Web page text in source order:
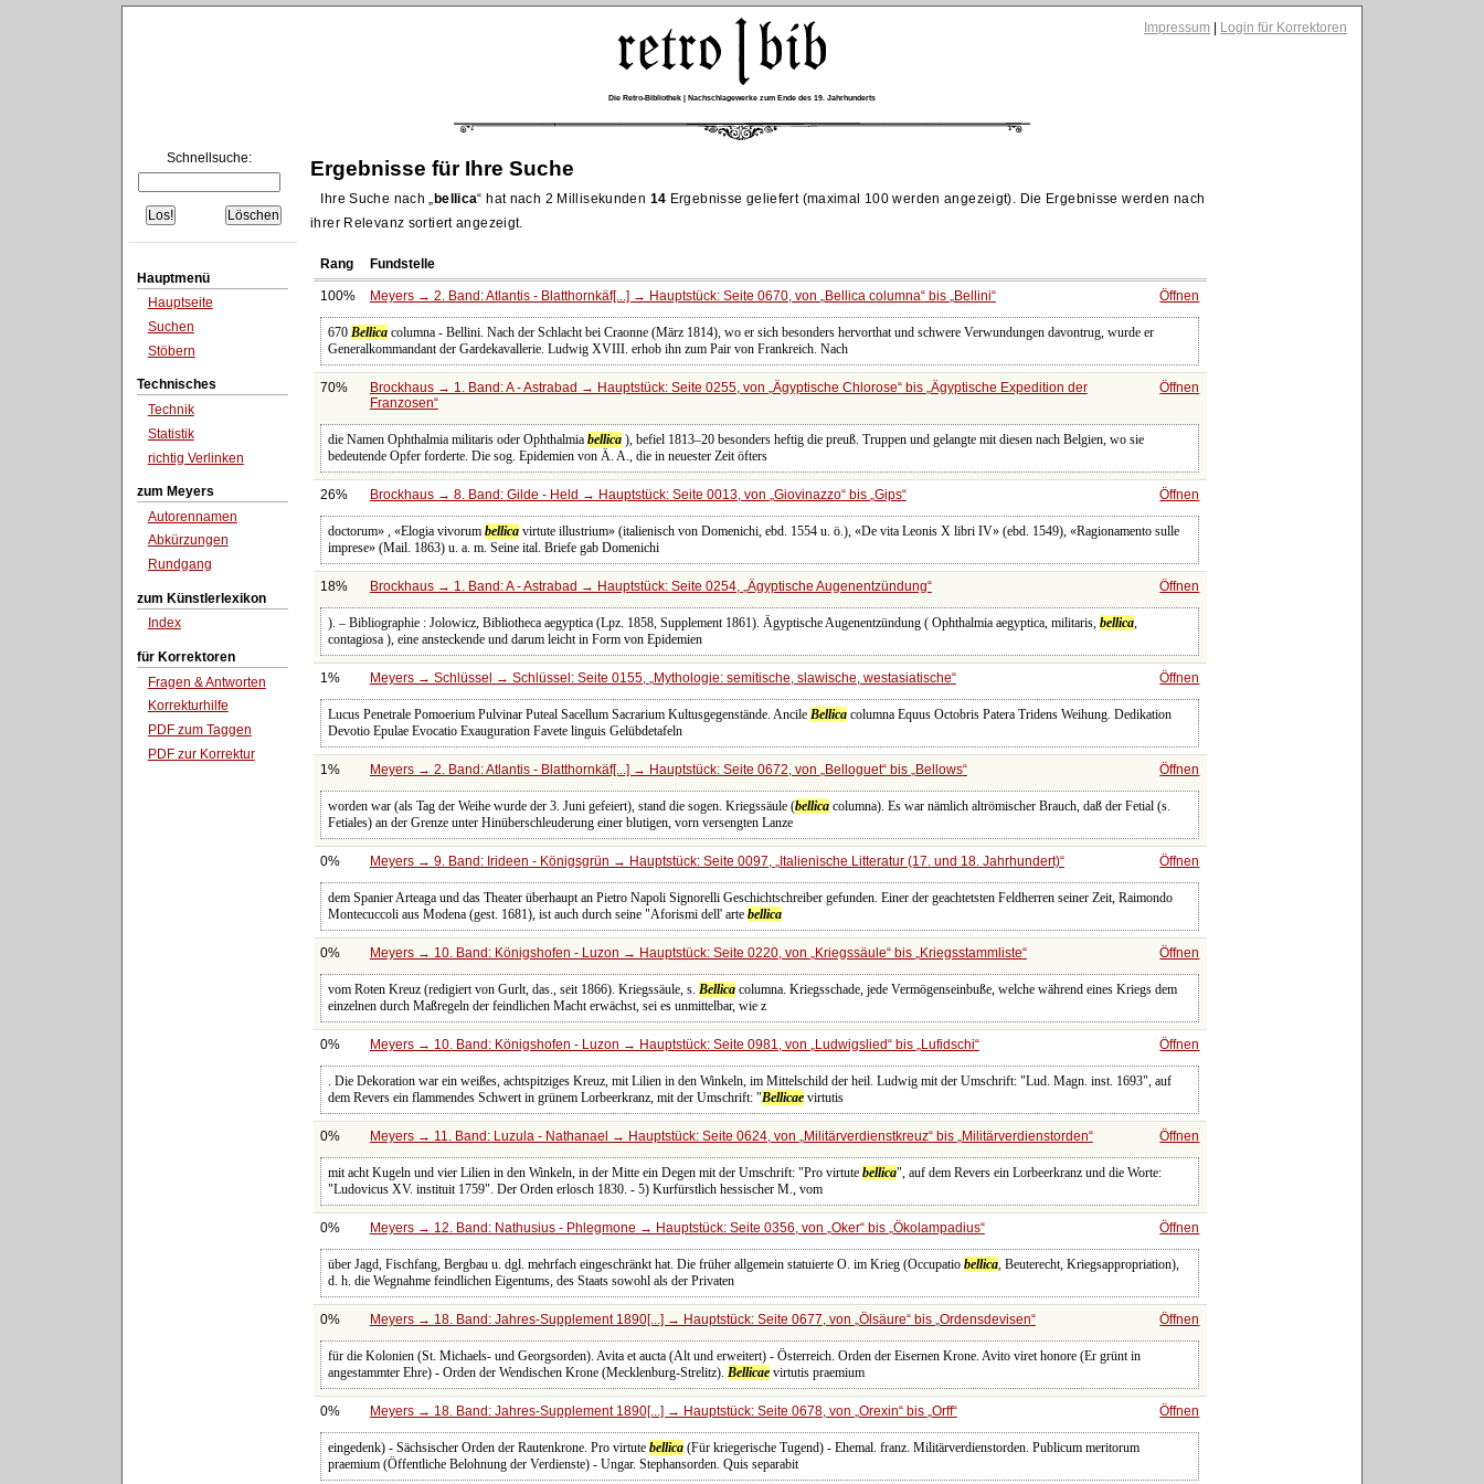
Impressum Login für Korrektoren
Die Retro-Bibliothek | Nachschlagewerke zum Ende des 19. Jahrhunderts
Schnellsuche:
Hauptmenü
Hauptseite
Suchen
Stöbern
Technisches
Technik
Statistik
richtig Verlinken
zum Meyers
Autorennamen
Abkürzungen
Rundgang
zum Künstlerlexikon
Index
für Korrektoren
Fragen & Antworten
Korrekturhilfe
PDF zum Taggen
PDF zur Korrektur
Ergebnisse für Ihre Suche
Ihre Suche nach bellica hat nach 2 Millisekunden 14 Ergebnisse geliefert (maximal 100 werden angezeigt). Die Ergebnisse werden nach
ihrer Relevanz sortiert angezeigt.
Rang Fundstelle
100% Meyers → 2. Band: Atlantis - Blatthornkäf[...] → Hauptstück: Seite 0670, von Bellica columna bis Bellini Öffnen
670Bellica columna - Bellini. Nach der Schlacht bei Craonne (März 1814), wo er sich besonders hervorthat und schwere Verwundungen davontrug, wurde er
Generalkommandant der Gardekavallerie. Ludwig XVIII. erhob ihn zum Pair von Frankreich. Nach
70% Brockhaus → 1. Band: A - Astrabad → Hauptstück: Seite 0255, von Ägyptische Chlorose bis Ägyptische Expedition der
Franzosen
Öffnen
die Namen Ophthalmia militaris oder Ophthalmiabellica ), befiel 1813–20 besonders heftig die preuß. Truppen und gelangte mit diesen nach Belgien, wo sie
bedeutende Opfer forderte. Die sog. Epidemien von Ä. A., die in neuester Zeit öfters
26% Brockhaus → 8. Band: Gilde - Held → Hauptstück: Seite 0013, von Giovinazzo bis Gips Öffnen
doctorum» , «Elogia vivorumbellica virtute illustrium» (italienisch von Domenichi, ebd. 1554 u. ö.), «De vita Leonis X libri IV» (ebd. 1549), «Ragionamento sulle
imprese» (Mail. 1863) u. a. m. Seine ital. Briefe gab Domenichi
18% Brockhaus → 1. Band: A - Astrabad → Hauptstück: Seite 0254, Ägyptische Augenentzündung Öffnen
). – Bibliographie : Jolowicz, Bibliotheca aegyptica (Lpz. 1858, Supplement 1861). Ägyptische Augenentzündung ( Ophthalmia aegyptica, militaris,bellica,
contagiosa ), eine ansteckende und darum leicht in Form von Epidemien
1% Meyers → Schlüssel → Schlüssel: Seite 0155, Mythologie: semitische, slawische, westasiatische Öffnen
Lucus Penetrale Pomoerium Pulvinar Puteal Sacellum Sacrarium Kultusgegenstände. AncileBellica columna Equus Octobris Patera Tridens Weihung. Dedikation
Devotio Epulae Evocatio Exauguration Favete linguis Gelübdetafeln
1% Meyers → 2. Band: Atlantis - Blatthornkäf[...] → Hauptstück: Seite 0672, von Belloguet bis Bellows Öffnen
worden war (als Tag der Weihe wurde der 3. Juni gefeiert), stand die sogen. Kriegssäule (bellica columna). Es war nämlich altrömischer Brauch, daß der Fetial (s.
Fetiales) an der Grenze unter Hinüberschleuderung einer blutigen, vorn versengten Lanze
0% Meyers → 9. Band: Irideen - Königsgrün → Hauptstück: Seite 0097, Italienische Litteratur (17. und 18. Jahrhundert) Öffnen
dem Spanier Arteaga und das Theater überhaupt an Pietro Napoli Signorelli Geschichtschreiber gefunden. Einer der geachtetsten Feldherren seiner Zeit, Raimondo
Montecuccoli aus Modena (gest. 1681), ist auch durch seine "Aforismi dell' artebellica
0% Meyers → 10. Band: Königshofen - Luzon → Hauptstück: Seite 0220, von Kriegssäule bis Kriegsstammliste Öffnen
vom Roten Kreuz (redigiert von Gurlt, das., seit 1866). Kriegssäule, s.Bellica columna. Kriegsschade, jede Vermögenseinbuße, welche während eines Kriegs dem
einzelnen durch Maßregeln der feindlichen Macht erwächst, sei es unmittelbar, wie z
0% Meyers → 10. Band: Königshofen - Luzon → Hauptstück: Seite 0981, von Ludwigslied bis Lufidschi Öffnen
. Die Dekoration war ein weißes, achtspitziges Kreuz, mit Lilien in den Winkeln, im Mittelschild der heil. Ludwig mit der Umschrift: "Lud. Magn. inst. 1693", auf
dem Revers ein flammendes Schwert in grünem Lorbeerkranz, mit der Umschrift: "Bellicae virtutis
0% Meyers → 11. Band: Luzula - Nathanael → Hauptstück: Seite 0624, von Militärverdienstkreuz bis Militärverdienstorden Öffnen
mit acht Kugeln und vier Lilien in den Winkeln, in der Mitte ein Degen mit der Umschrift: "Pro virtutebellica", auf dem Revers ein Lorbeerkranz und die Worte:
"Ludovicus XV. instituit 1759". Der Orden erlosch 1830. - 5) Kurfürstlich hessischer M., vom
0% Meyers → 12. Band: Nathusius - Phlegmone → Hauptstück: Seite 0356, von Oker bis Ökolampadius Öffnen
über Jagd, Fischfang, Bergbau u. dgl. mehrfach eingeschränkt hat. Die früher allgemein statuierte O. im Krieg (Occupatiobellica, Beuterecht, Kriegsappropriation),
d. h. die Wegnahme feindlichen Eigentums, des Staats sowohl als der Privaten
0% Meyers → 18. Band: Jahres-Supplement 1890[...] → Hauptstück: Seite 0677, von Ölsäure bis Ordensdevisen Öffnen
für die Kolonien (St. Michaels- und Georgsorden). Avita et aucta (Alt und erweitert) - Österreich. Orden der Eisernen Krone. Avito viret honore (Er grünt in
angestammter Ehre) - Orden der Wendischen Krone (Mecklenburg-Strelitz).Bellicae virtutis praemium
0% Meyers → 18. Band: Jahres-Supplement 1890[...] → Hauptstück: Seite 0678, von Orexin bis Orff Öffnen
eingedenk) - Sächsischer Orden der Rautenkrone. Pro virtutebellica (Für kriegerische Tugend) - Ehemal. franz. Militärverdienstorden. Publicum meritorum
praemium (Öffentliche Belohnung der Verdienste) - Ungar. Stephansorden. Quis separabit